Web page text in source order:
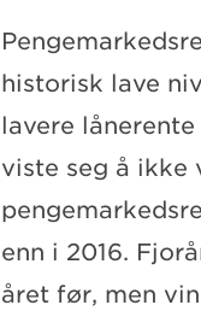
historisk lave
lavere
viste seg å
enn i 2016.
året før, men